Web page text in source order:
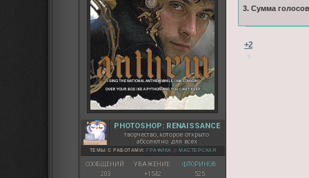
PHOTOSHOP: RENAISSANCE
творчество, которое открыто
абсолютно для всех
ТЕМЫ С РАБОТАМИ: ГРАФИКА ◇ МАСТЕРСКАЯ
СООБЩЕНИЙ:
203
УВАЖЕНИЕ:
+1542
ФЛОРИНОВ:
525
3. Сумма
+2